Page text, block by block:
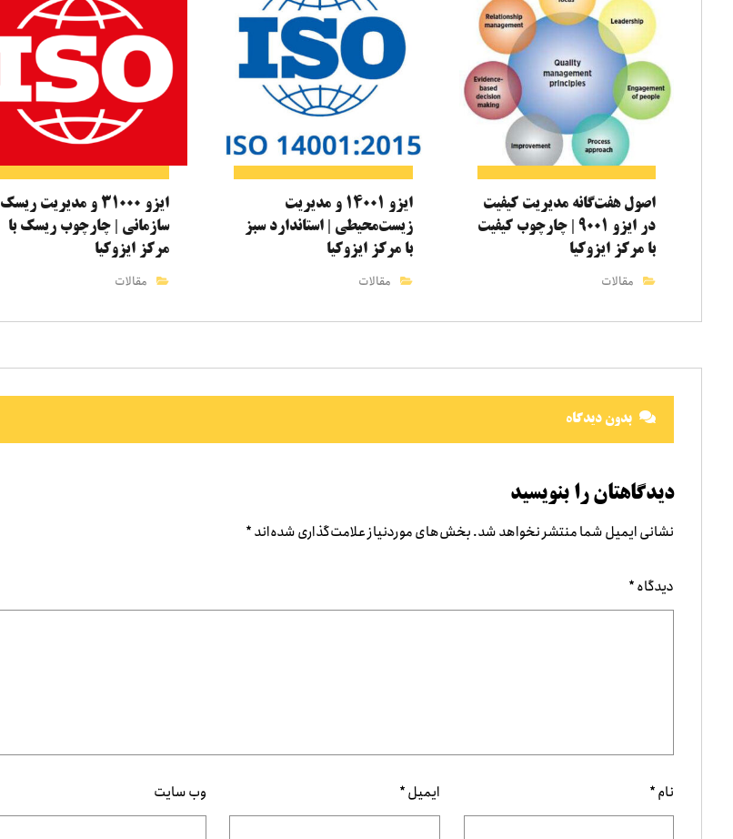
اصول هفت‌گانه مدیریت کیفیت
در ایزو ۹۰۰۱ | چارچوب کیفیت
با مرکز ایزوکیا
مقالات
ایزو ۱۴۰۰۱ و مدیریت
زیست‌محیطی | استاندارد سبز
با مرکز ایزوکیا
مقالات
ایزو ۳۱۰۰۰ و مدیریت ریسک
سازمانی | چارچوب ریسک با
مرکز ایزوکیا
مقالات
بدون دیدگاه
دیدگاهتان را بنویسید
نشانی ایمیل شما منتشر نخواهد شد.بخش‌های موردنیاز علامت‌گذاری شده‌اند*
دیدگاه*
نام* ایمیل* وب‌ سایت